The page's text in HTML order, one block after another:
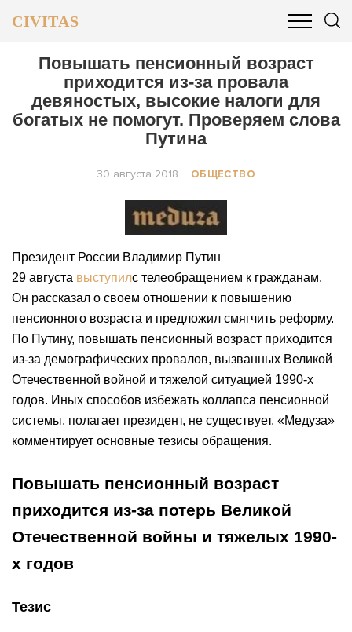
CIVITAS
ОБЩЕСТВО БИЗНЕС И ФИНАНСЫ
Повышать пенсионный возраст
приходится из-за провала
девяностых, высокие налоги для
богатых не помогут. Проверяем слова
Путина
30 августа 2018 ОБЩЕСТВО
Президент России Владимир Путин
29 августа выступилс телеобращением к гражданам.
Он рассказал о своем отношении к повышению
пенсионного возраста и предложил смягчить реформу.
По Путину, повышать пенсионный возраст приходится
из-за демографических провалов, вызванных Великой
Отечественной войной и тяжелой ситуацией 1990-х
годов. Иных способов избежать коллапса пенсионной
системы, полагает президент, не существует. «Медуза»
комментирует основные тезисы обращения.
Повышать пенсионный возраст
приходится из-за потерь Великой
Отечественной войны и тяжелых 1990-
х годов
Тезис